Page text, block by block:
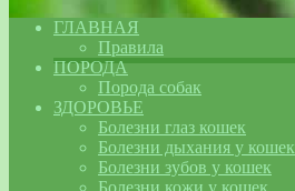
ГЛАВНАЯ
Правила
ПОРОДА
Порода собак
ЗДОРОВЬЕ
Болезни глаз кошек
Болезни дыхания у кошек
Болезни зубов у кошек
Болезни кожи у кошек